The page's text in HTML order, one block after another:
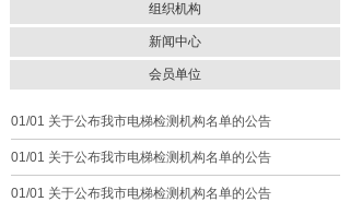
组织机构
新闻中心
会员单位
01/01 关于公布我市电梯检测机构名单的公告
01/01 关于公布我市电梯检测机构名单的公告
01/01 关于公布我市电梯检测机构名单的公告